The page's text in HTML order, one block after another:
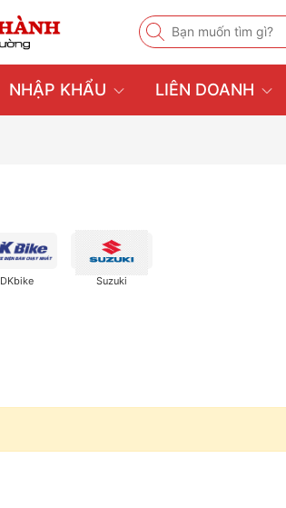
NHẬP KHẨU LIÊN DOANH
DKbike Suzuki